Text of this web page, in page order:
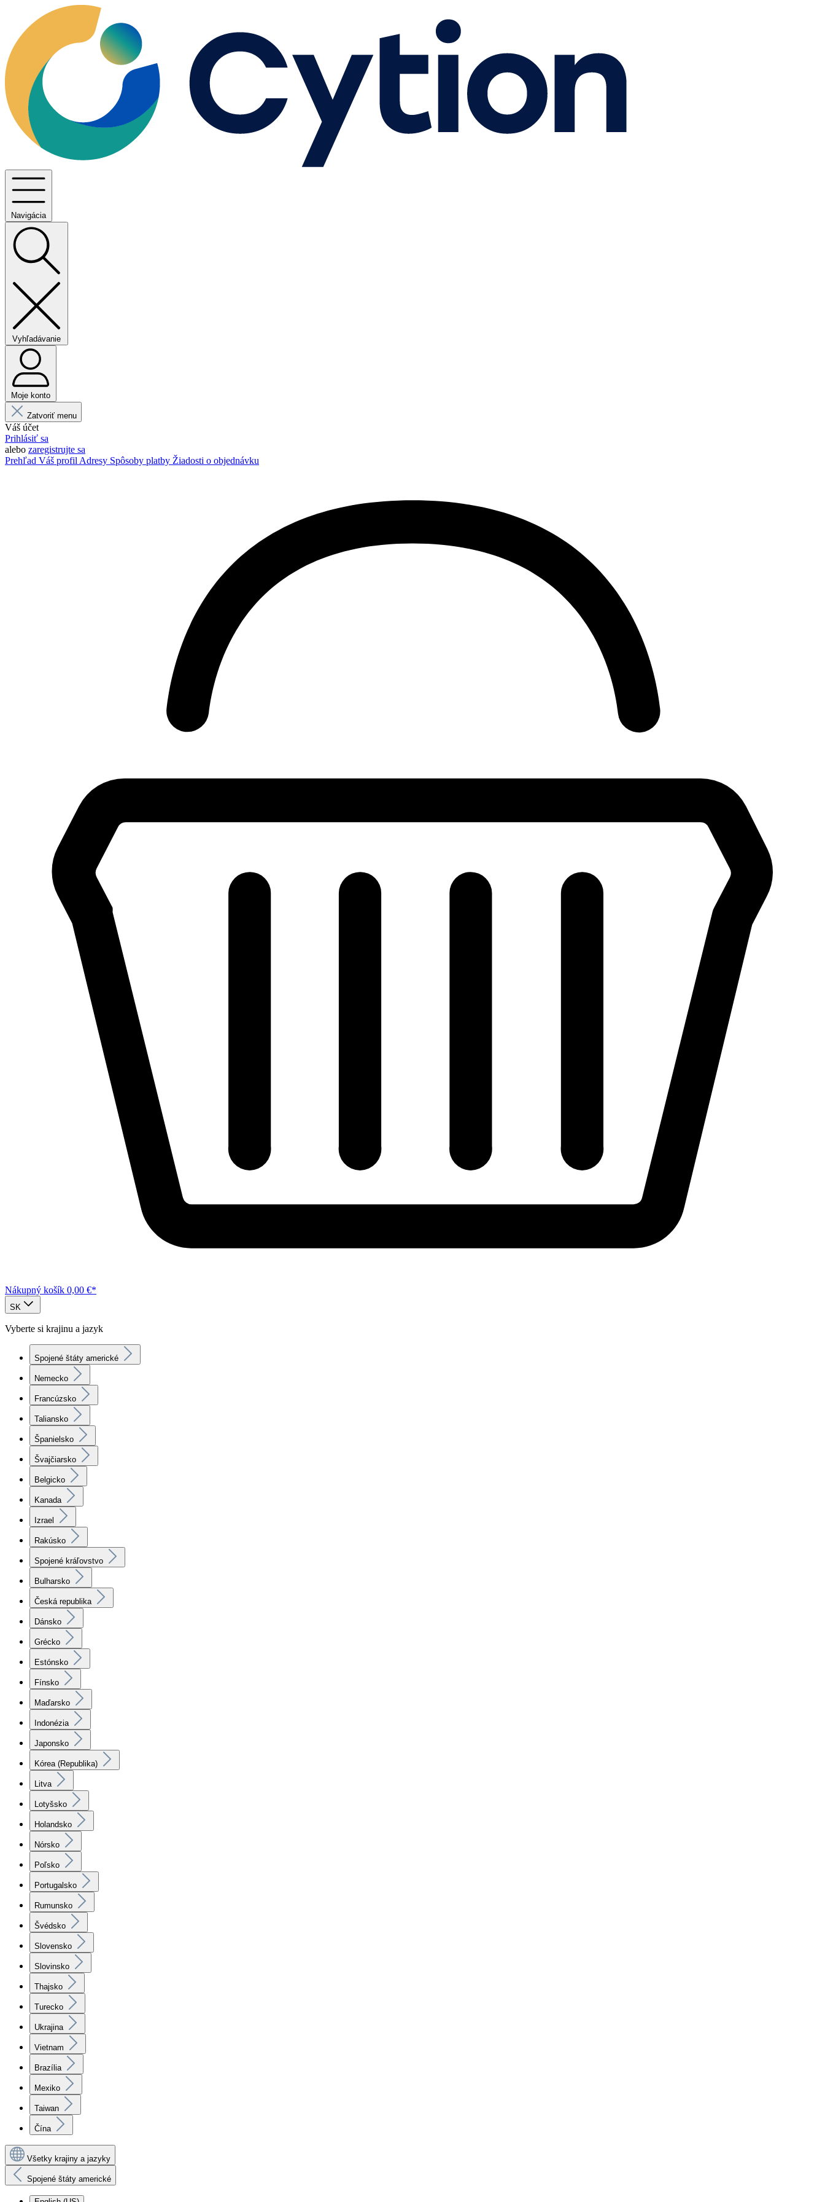
Navigácia
Vyhľadávanie
Moje konto
Zatvoriť menu
Váš účet
Prihlásiť sa
alebo zaregistrujte sa
Prehľad Váš profil Adresy Spôsoby platby Žiadosti o objednávku
Nákupný košík 0,00 €*
SK
Vyberte si krajinu a jazyk
Spojené štáty americké
Nemecko
Francúzsko
Taliansko
Španielsko
Švajčiarsko
Belgicko
Kanada
Izrael
Rakúsko
Spojené kráľovstvo
Bulharsko
Česká republika
Dánsko
Grécko
Estónsko
Fínsko
Maďarsko
Indonézia
Japonsko
Kórea (Republika)
Litva
Lotyšsko
Holandsko
Nórsko
Poľsko
Portugalsko
Rumunsko
Švédsko
Slovensko
Slovinsko
Thajsko
Turecko
Ukrajina
Vietnam
Brazília
Mexiko
Taiwan
Čína
Všetky krajiny a jazyky
Spojené štáty americké